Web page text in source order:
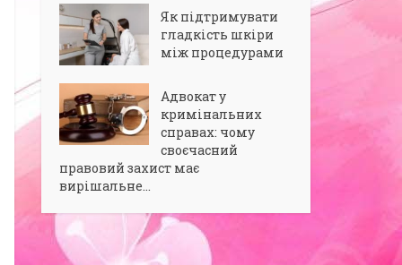
Як підтримувати
гладкість шкіри
між процедурами
Адвокат у
кримінальних
справах: чому
своєчасний
правовий захист має
вирішальне...